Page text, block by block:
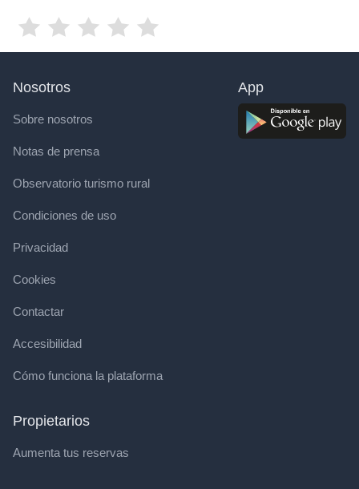
Nosotros
Sobre nosotros
Notas de prensa
Observatorio turismo rural
Condiciones de uso
Privacidad
Cookies
Contactar
Accesibilidad
Cómo funciona la plataforma
Propietarios
Aumenta tus reservas
App